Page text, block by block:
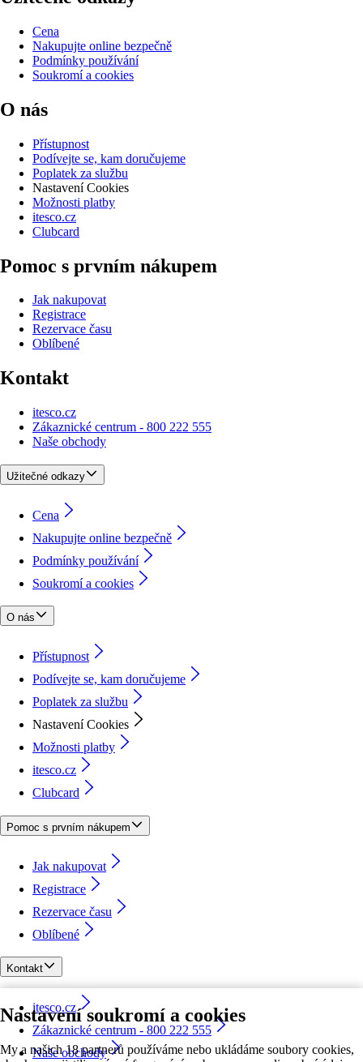
Nastavení soukromí a cookies
My a našich 18 partnerů používáme nebo ukládáme soubory cookies,
Cena
Nakupujte online bezpečně
Podmínky používání
Soukromí a cookies
O nás
Přístupnost
Podívejte se, kam doručujeme
Poplatek za službu
Nastavení Cookies
Možnosti platby
itesco.cz
Clubcard
Pomoc s prvním nákupem
Jak nakupovat
Registrace
Rezervace času
Oblíbené
Kontakt
itesco.cz
Zákaznické centrum - 800 222 555
Naše obchody
Užitečné odkazy
Cena
Nakupujte online bezpečně
Podmínky používání
Soukromí a cookies
O nás
Přístupnost
Podívejte se, kam doručujeme
Poplatek za službu
Nastavení Cookies
Možnosti platby
itesco.cz
Clubcard
Pomoc s prvním nákupem
Jak nakupovat
Registrace
Rezervace času
Oblíbené
Kontakt
itesco.cz
Zákaznické centrum - 800 222 555
Naše obchody